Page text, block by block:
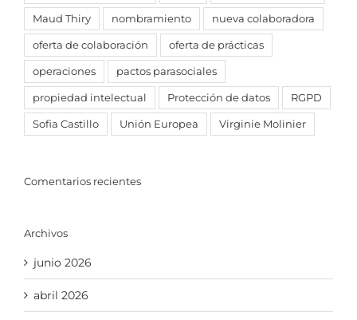
Maud Thiry nombramiento nueva colaboradora
oferta de colaboración oferta de prácticas
operaciones pactos parasociales
propiedad intelectual Protección de datos RGPD
Sofia Castillo Unión Europea Virginie Molinier
Comentarios recientes
Archivos
junio 2026
abril 2026